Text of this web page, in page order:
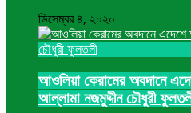
ডিসেম্বর ৪, ২০২০
আওলিয়া কেরামের অবদানে
আল্লামা নজমুদ্দীন চৌধুরী